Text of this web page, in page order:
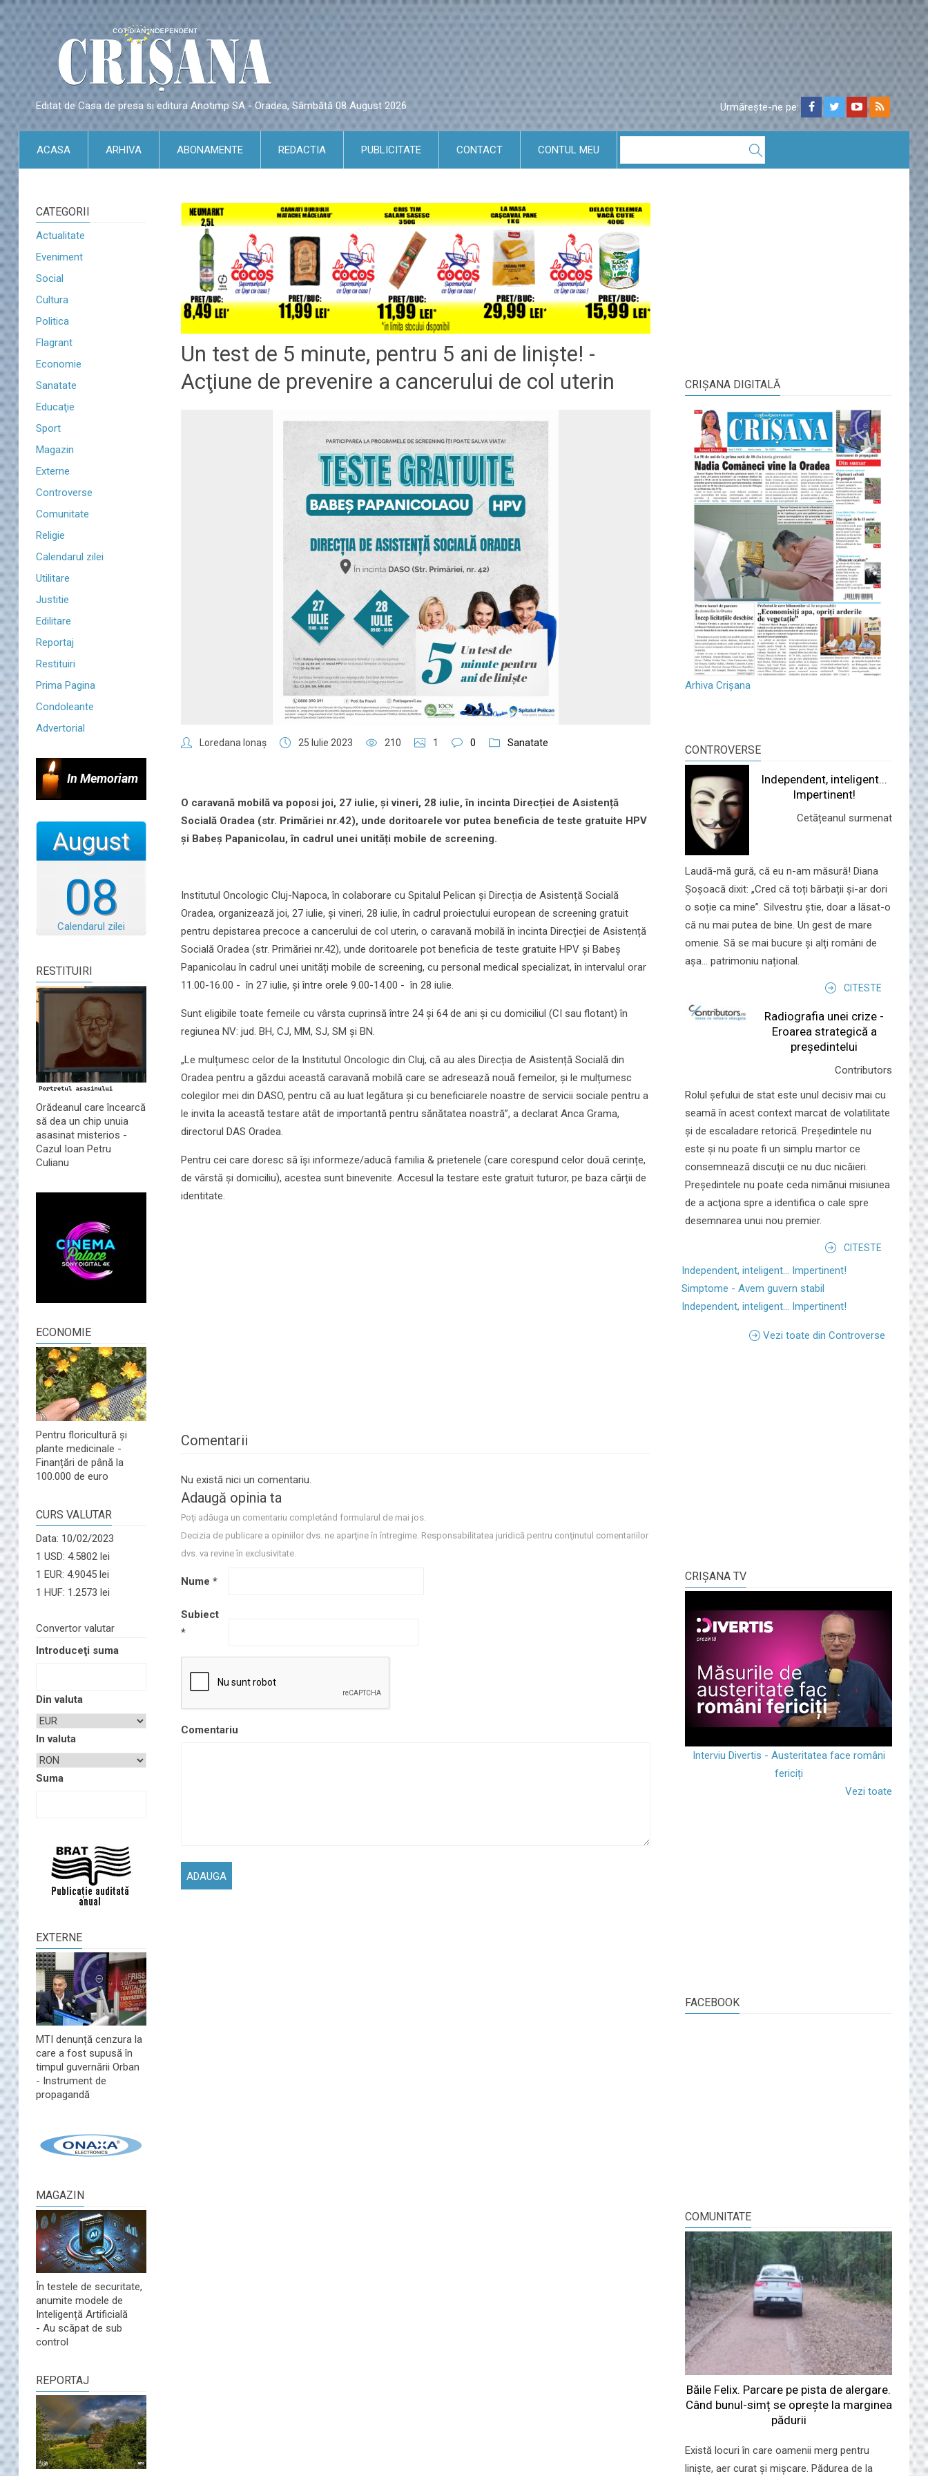
Editat de Casa de presa si editura Anotimp SA - Oradea, Sâmbătă 08 August 2026 Urmărește-ne pe:
ACASA ARHIVA ABONAMENTE REDACTIA PUBLICITATE CONTACT CONTUL MEU
CATEGORII
Actualitate
Eveniment
Social
Cultura
Politica
Flagrant
Economie
Sanatate
Educaţie
Sport
Magazin
Externe
Controverse
Comunitate
Religie
Calendarul zilei
Utilitare
Justitie
Edilitare
Reportaj
Restituiri
Prima Pagina
Condoleante
Advertorial
In Memoriam
08
August
Calendarul zilei
RESTITUIRI
Orădeanul care încearcă
să dea un chip unuia
asasinat misterios -
Cazul Ioan Petru
Culianu
ECONOMIE
Pentru floricultură și
plante medicinale -
Finanțări de până la
100.000 de euro
CURS VALUTAR
Data: 10/02/2023
1 USD: 4.5802 lei
1 EUR: 4.9045 lei
1 HUF: 1.2573 lei
Convertor valutar
Introduceţi suma
Din valuta
In valuta
Suma
EXTERNE
MTI denunță cenzura la
care a fost supusă în
timpul guvernării Orban
- Instrument de
propagandă
MAGAZIN
În testele de securitate,
anumite modele de
Inteligență Artificială
- Au scăpat de sub
control
REPORTAJ
Un test de 5 minute, pentru 5 ani de liniște! -
Acţiune de prevenire a cancerului de col uterin
Loredana Ionaş 25 Iulie 2023 210 1 0 Sanatate
O caravană mobilă va poposi joi, 27 iulie, și vineri, 28 iulie, în incinta Direcției de Asistență
Socială Oradea (str. Primăriei nr.42), unde doritoarele vor putea beneficia de teste gratuite HPV
și Babeș Papanicolau, în cadrul unei unități mobile de screening.
Institutul Oncologic Cluj-Napoca, în colaborare cu Spitalul Pelican și Direcția de Asistență Socială
Oradea, organizează joi, 27 iulie, și vineri, 28 iulie, în cadrul proiectului european de screening gratuit
pentru depistarea precoce a cancerului de col uterin, o caravană mobilă în incinta Direcției de Asistență
Socială Oradea (str. Primăriei nr.42), unde doritoarele pot beneficia de teste gratuite HPV și Babeș
Papanicolau în cadrul unei unități mobile de screening, cu personal medical specializat, în intervalul orar
11.00-16.00 - în 27 iulie, și între orele 9.00-14.00 - în 28 iulie.
Sunt eligibile toate femeile cu vârsta cuprinsă între 24 și 64 de ani și cu domiciliul (CI sau flotant) în
regiunea NV: jud. BH, CJ, MM, SJ, SM și BN.
„Le mulțumesc celor de la Institutul Oncologic din Cluj, că au ales Direcția de Asistență Socială din
Oradea pentru a găzdui această caravană mobilă care se adresează nouă femeilor, și le mulțumesc
colegilor mei din DASO, pentru că au luat legătura și cu beneficiarele noastre de servicii sociale pentru a
le invita la această testare atât de importantă pentru sănătatea noastră”, a declarat Anca Grama,
directorul DAS Oradea.
Pentru cei care doresc să își informeze/aducă familia & prietenele (care corespund celor două cerințe,
de vârstă și domiciliu), acestea sunt binevenite. Accesul la testare este gratuit tuturor, pe baza cărții de
identitate.
Comentarii
Nu există nici un comentariu.
Adaugă opinia ta
Poţi adăuga un comentariu completând formularul de mai jos.
Decizia de publicare a opiniilor dvs. ne aparţine în întregime. Responsabilitatea juridică pentru conţinutul comentariilor
dvs. va revine în exclusivitate.
Nume *
Subiect
*
Comentariu
CRIŞANA DIGITALĂ
Arhiva Crișana
CONTROVERSE
Independent, inteligent...
Impertinent!
Cetățeanul surmenat
Laudă-mă gură, că eu n-am măsură! Diana
Șoșoacă dixit: „Cred că toți bărbații și-ar dori
o soție ca mine”. Silvestru știe, doar a lăsat-o
că nu mai putea de bine. Un gest de mare
omenie. Să se mai bucure și alți români de
așa... patrimoniu național.
CITESTE
Radiografia unei crize -
Eroarea strategică a
președintelui
Contributors
Rolul şefului de stat este unul decisiv mai cu
seamă în acest context marcat de volatilitate
şi de escaladare retorică. Preşedintele nu
este şi nu poate fi un simplu martor ce
consemnează discuţii ce nu duc nicăieri.
Preşedintele nu poate ceda nimănui misiunea
de a acţiona spre a identifica o cale spre
desemnarea unui nou premier.
CITESTE
Independent, inteligent... Impertinent!
Simptome - Avem guvern stabil
Independent, inteligent... Impertinent!
Vezi toate din Controverse
CRIŞANA TV
Interviu Divertis - Austeritatea face români
fericiți
Vezi toate
FACEBOOK
COMUNITATE
Băile Felix. Parcare pe pista de alergare.
Când bunul-simț se oprește la marginea
pădurii
Există locuri în care oamenii merg pentru
liniște, aer curat și mișcare. Pădurea de la